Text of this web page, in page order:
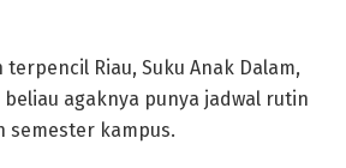
Riau, Suku Anak Dalam,
agaknya punya jadwal rutin
semester kampus.